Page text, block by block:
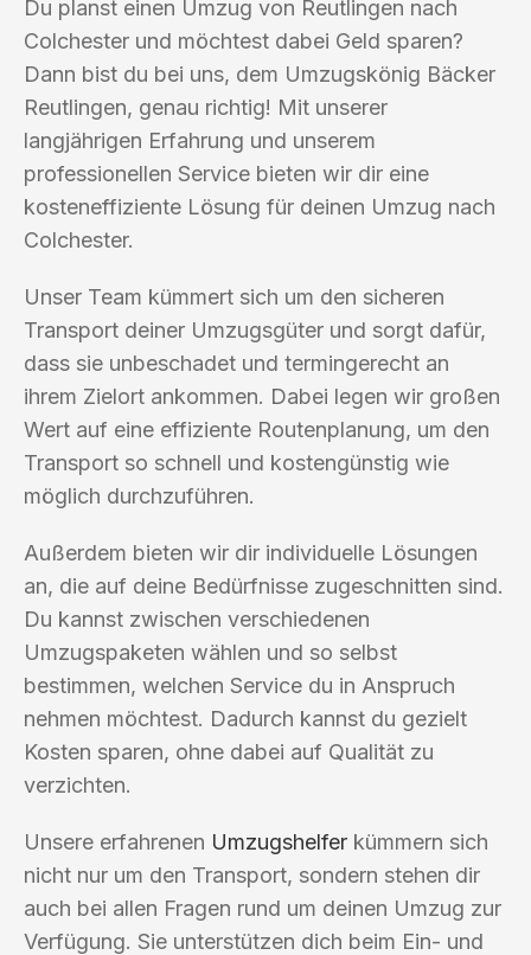
Du planst einen Umzug von Reutlingen nach
Colchester und möchtest dabei Geld sparen?
Dann bist du bei uns, dem Umzugskönig Bäcker
Reutlingen, genau richtig! Mit unserer
langjährigen Erfahrung und unserem
professionellen Service bieten wir dir eine
kosteneffiziente Lösung für deinen Umzug nach
Colchester.
Unser Team kümmert sich um den sicheren
Transport deiner Umzugsgüter und sorgt dafür,
dass sie unbeschadet und termingerecht an
ihrem Zielort ankommen. Dabei legen wir großen
Wert auf eine effiziente Routenplanung, um den
Transport so schnell und kostengünstig wie
möglich durchzuführen.
Außerdem bieten wir dir individuelle Lösungen
an, die auf deine Bedürfnisse zugeschnitten sind.
Du kannst zwischen verschiedenen
Umzugspaketen wählen und so selbst
bestimmen, welchen Service du in Anspruch
nehmen möchtest. Dadurch kannst du gezielt
Kosten sparen, ohne dabei auf Qualität zu
verzichten.
Unsere erfahrenen Umzugshelfer kümmern sich
nicht nur um den Transport, sondern stehen dir
auch bei allen Fragen rund um deinen Umzug zur
Verfügung. Sie unterstützen dich beim Ein- und